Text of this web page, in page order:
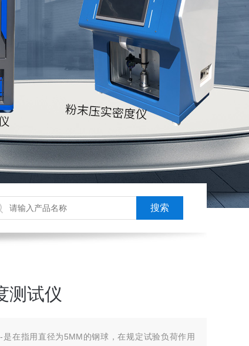
测试仪
在指用直径为5MM的钢球，在规定试验负荷作用